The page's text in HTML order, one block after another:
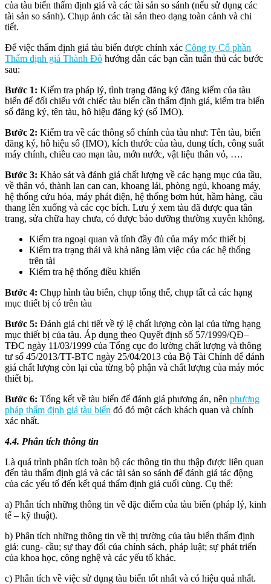
của tàu biển thẩm định giá và các tài sản so sánh (nếu sử dụng các
tài sản so sánh). Chụp ảnh các tài sản theo dạng toàn cảnh và chi
tiết.
Để việc thẩm định giá tàu biển được chính xác Công ty Cổ phần
Thẩm định giá Thành Đô hướng dẫn các bạn cần tuân thủ các bước
sau:
Bước 1: Kiểm tra pháp lý, tình trạng đăng ký đăng kiểm của tàu
biển để đối chiếu với chiếc tàu biển cần thẩm định giá, kiểm tra biển
số đăng ký, tên tàu, hô hiệu đăng ký (số IMO).
Bước 2: Kiểm tra về các thông số chính của tàu như: Tên tàu, biển
đăng ký, hô hiệu số (IMO), kích thước của tàu, dung tích, công suất
máy chính, chiều cao mạn tàu, mớn nước, vật liệu thân vỏ, ….
Bước 3: Khảo sát và đánh giá chất lượng về các hạng mục của tầu,
về thân vỏ, thành lan can can, khoang lái, phòng ngủ, khoang máy,
hệ thống cứu hỏa, máy phát điện, hệ thống bơm hút, hầm hàng, cầu
thang lên xuống và các cọc bích. Lưu ý xem tàu đã được qua tân
trang, sửa chữa hay chưa, có được bảo dưỡng thường xuyên không.
Kiểm tra ngoại quan và tính đầy đủ của máy móc thiết bị
Kiểm tra trạng thái và khả năng làm việc của các hệ thống
trên tài
Kiểm tra hệ thống điều khiển
Bước 4: Chụp hình tàu biển, chụp tổng thể, chụp tất cả các hạng
mục thiết bị có trên tàu
Bước 5: Đánh giá chi tiết về tỷ lệ chất lượng còn lại của từng hạng
mục thiết bị của tàu. Áp dụng theo Quyết định số 57/1999/QĐ–
TĐC ngày 11/03/1999 của Tổng cục đo lường chất lượng và thông
tư số 45/2013/TT-BTC ngày 25/04/2013 của Bộ Tài Chính để đánh
giá chất lượng còn lại của từng bộ phận và chất lượng của máy móc
thiết bị.
Bước 6: Tổng kết về tàu biển để đánh giá phương án, nên phương
pháp thẩm định giá tàu biển đó đó một cách khách quan và chính
xác nhất.
4.4. Phân tích thông tin
Là quá trình phân tích toàn bộ các thông tin thu thập được liên quan
đến tàu thẩm định giá và các tài sản so sánh để đánh giá tác động
của các yếu tố đến kết quả thẩm định giá cuối cùng. Cụ thể:
a) Phân tích những thông tin về đặc điểm của tàu biển (pháp lý, kinh
tế – kỹ thuật).
b) Phân tích những thông tin về thị trường của tàu biển thẩm định
giá: cung- cầu; sự thay đổi của chính sách, pháp luật; sự phát triển
của khoa học, công nghệ và các yếu tố khác.
c) Phân tích về việc sử dụng tàu biển tốt nhất và có hiệu quả nhất.